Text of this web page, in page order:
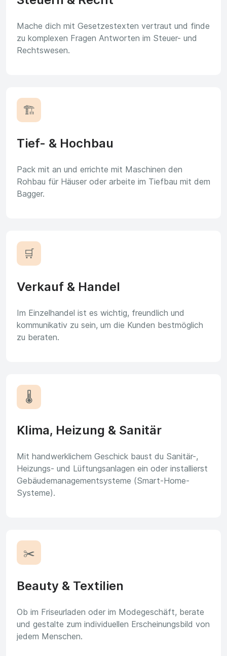
Mache dich mit Gesetzestexten vertraut und finde
zu komplexen Fragen Antworten im Steuer- und
Rechtswesen.
🏗️
Tief- & Hochbau
Pack mit an und errichte mit Maschinen den
Rohbau für Häuser oder arbeite im Tiefbau mit dem
Bagger.
🛒
Verkauf & Handel
Im Einzelhandel ist es wichtig, freundlich und
kommunikativ zu sein, um die Kunden bestmöglich
zu beraten.
🌡️
Klima, Heizung & Sanitär
Mit handwerklichem Geschick baust du Sanitär-,
Heizungs- und Lüftungsanlagen ein oder installierst
Gebäudemanagementsysteme (Smart-Home-
Systeme).
✂️
Beauty & Textilien
Ob im Friseurladen oder im Modegeschäft, berate
und gestalte zum individuellen Erscheinungsbild von
jedem Menschen.